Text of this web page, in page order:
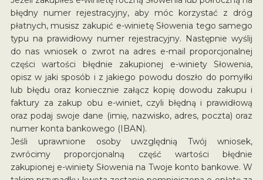
błędny numer rejestracyjny, aby móc korzystać z dróg
płatnych, musisz zakupić e-winietę Słowenia tego samego
typu na prawidłowy numer rejestracyjny. Następnie wyślij
do nas wniosek o zwrot na adres e-mail proporcjonalnej
części wartości błędnie zakupionej e-winiety Słowenia,
opisz w jaki sposób i z jakiego powodu doszło do pomyłki
lub błędu oraz koniecznie załącz kopię dowodu zakupu i
faktury za zakup obu e-winiet, czyli błędną i prawidłową
oraz podaj swoje dane (imię, nazwisko, adres, poczta) oraz
numer konta bankowego (IBAN).
Jeśli uprawnione osoby uwzględnią Twój wniosek,
zwrócimy proporcjonalną część wartości błędnie
zakupionej e-winiety Słowenia na Twoje konto bankowe. W